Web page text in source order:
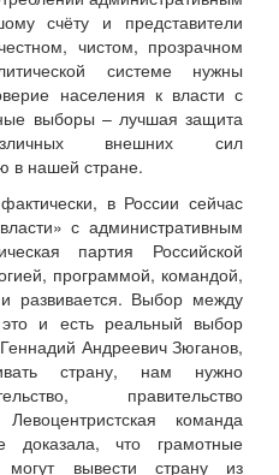
счёту и представители
чистом, прозрачном
системе нужны
населения к власти с
выборы – лучшая защита
внешних сил
в нашей стране.
в России сейчас
с административным
партия Российской
программой, командой,
развивается. Выбор между
и есть реальный выбор
Андреевич Зюганов,
страну, нам нужно
правительство
Левоцентристская команда
доказала, что грамотные
могут вывести страну из